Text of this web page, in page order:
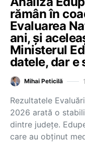
rămân în
Evaluarea
ani, și
Ministerul
datele, dar e
Mihai Peticilă
Rezultatele
2026 arată o
dintre județe.
care au obținut